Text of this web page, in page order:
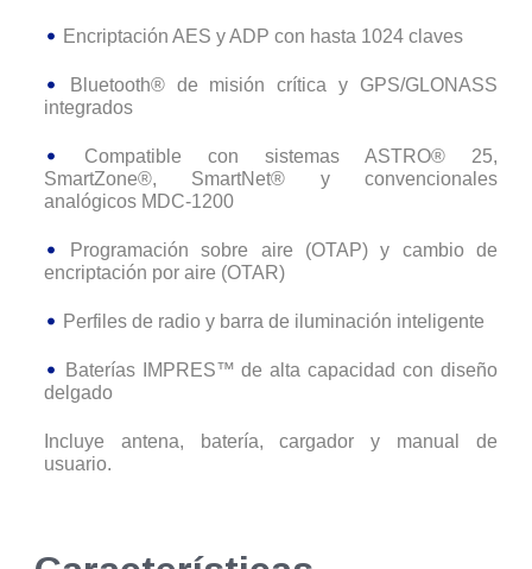
Encriptación AES y ADP con hasta 1024 claves
Bluetooth® de misión crítica y GPS/GLONASS
integrados
Compatible con sistemas ASTRO® 25,
SmartZone®, SmartNet® y convencionales
analógicos MDC-1200
Programación sobre aire (OTAP) y cambio de
encriptación por aire (OTAR)
Perfiles de radio y barra de iluminación inteligente
Baterías IMPRES™ de alta capacidad con diseño
delgado
Incluye antena, batería, cargador y manual de
usuario.